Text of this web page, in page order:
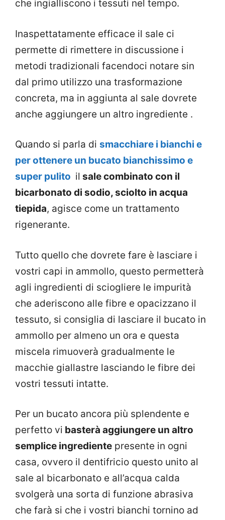
che ingialliscono i tessuti nel tempo.
Inaspettatamente efficace il sale ci
permette di rimettere in discussione i
metodi tradizionali facendoci notare sin
dal primo utilizzo una trasformazione
concreta, ma in aggiunta al sale dovrete
anche aggiungere un altro ingrediente .
Quando si parla di smacchiare i bianchi e
per ottenere un bucato bianchissimo e
super pulito il sale combinato con il
bicarbonato di sodio, sciolto in acqua
tiepida, agisce come un trattamento
rigenerante.
Tutto quello che dovrete fare è lasciare i
vostri capi in ammollo, questo permetterà
agli ingredienti di sciogliere le impurità
che aderiscono alle fibre e opacizzano il
tessuto, si consiglia di lasciare il bucato in
ammollo per almeno un ora e questa
miscela rimuoverà gradualmente le
macchie giallastre lasciando le fibre dei
vostri tessuti intatte.
Per un bucato ancora più splendente e
perfetto vi basterà aggiungere un altro
semplice ingrediente presente in ogni
casa, ovvero il dentifricio questo unito al
sale al bicarbonato e all’acqua calda
svolgerà una sorta di funzione abrasiva
che farà si che i vostri bianchi tornino ad